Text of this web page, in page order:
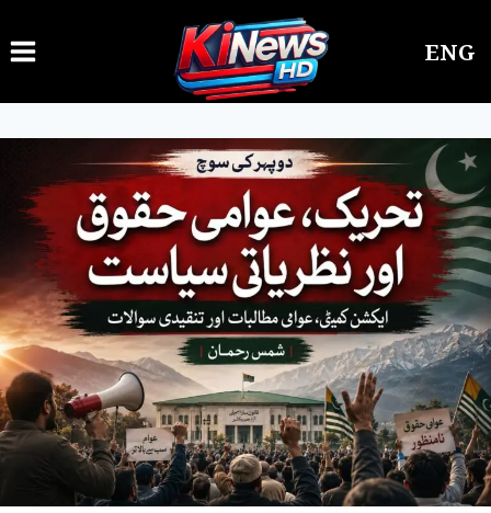
to
content
ENG